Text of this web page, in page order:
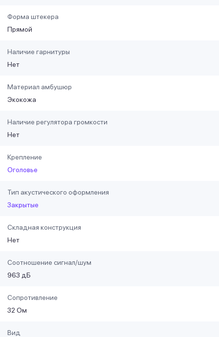
Форма штекера
Прямой
Наличие гарнитуры
Нет
Материал амбушюр
Экокожа
Наличие регулятора громкости
Нет
Крепление
Оголовье
Тип акустического оформления
Закрытые
Складная конструкция
Нет
Соотношение сигнал/шум
963 дБ
Сопротивление
32 Ом
Вид